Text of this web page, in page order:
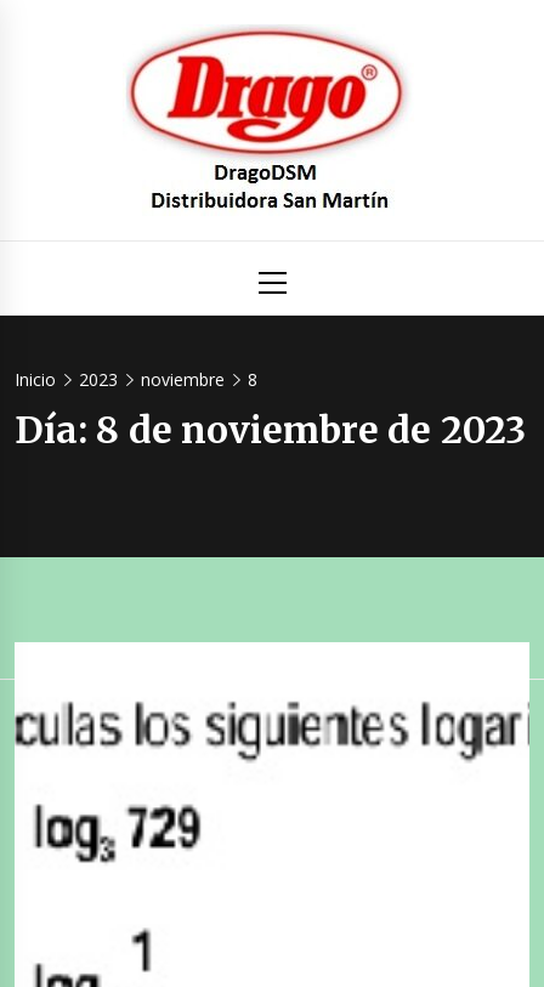
principal
Inicio 2023 noviembre 8
Día: 8 de noviembre de 2023